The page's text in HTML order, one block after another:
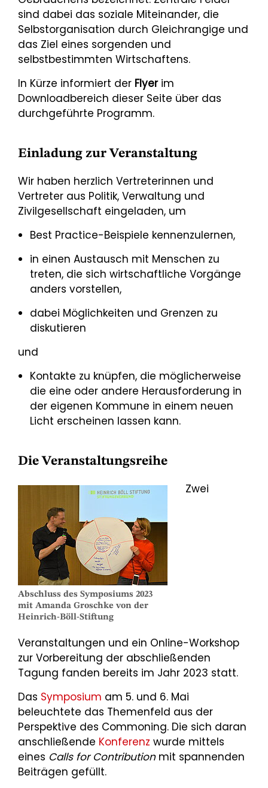
sind dabei das soziale Miteinander, die
Selbstorganisation durch Gleichrangige und
das Ziel eines sorgenden und
selbstbestimmten Wirtschaftens.
In Kürze informiert der Flyer im
Downloadbereich dieser Seite über das
durchgeführte Programm.
Einladung zur Veranstaltung
Wir haben herzlich Vertreterinnen und
Vertreter aus Politik, Verwaltung und
Zivilgesellschaft eingeladen, um
Best Practice-Beispiele kennenzulernen,
in einen Austausch mit Menschen zu
treten, die sich wirtschaftliche Vorgänge
anders vorstellen,
dabei Möglichkeiten und Grenzen zu
diskutieren
und
Kontakte zu knüpfen, die möglicherweise
die eine oder andere Herausforderung in
der eigenen Kommune in einem neuen
Licht erscheinen lassen kann.
Die Veranstaltungsreihe
Abschluss des Symposiums 2023
mit Amanda Groschke von der
Heinrich-Böll-Stiftung
Zwei
Veranstaltungen und ein Online-Workshop
zur Vorbereitung der abschließenden
Tagung fanden bereits im Jahr 2023 statt.
Das Symposium am 5. und 6. Mai
beleuchtete das Themenfeld aus der
Perspektive des Commoning. Die sich daran
anschließende Konferenz wurde mittels
eines Calls for Contributionmit spannenden
Beiträgen gefüllt.